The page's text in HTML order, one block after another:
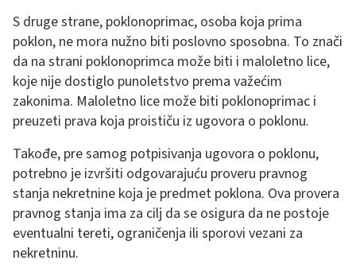
S druge strane, poklonoprimac, osoba koja prima
poklon, ne mora nužno biti poslovno sposobna. To znači
da na strani poklonoprimca može biti i maloletno lice,
koje nije dostiglo punoletstvo prema važećim
zakonima. Maloletno lice može biti poklonoprimac i
preuzeti prava koja proističu iz ugovora o poklonu.
Takođe, pre samog potpisivanja ugovora o poklonu,
potrebno je izvršiti odgovarajuću proveru pravnog
stanja nekretnine koja je predmet poklona. Ova provera
pravnog stanja ima za cilj da se osigura da ne postoje
eventualni tereti, ograničenja ili sporovi vezani za
nekretninu.